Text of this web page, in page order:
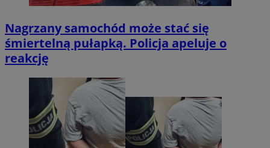
Nagrzany samochód może stać się
śmiertelną pułapką. Policja apeluje o
reakcję